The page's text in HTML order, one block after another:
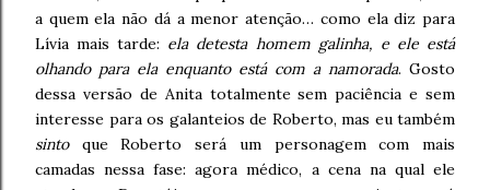
a quem ela não dá a menor atenção… como ela diz para
Lívia mais tarde: ela detesta homem galinha, e ele está
olhando para ela enquanto está com a namorada. Gosto
dessa versão de Anita totalmente sem paciência e sem
interesse para os galanteios de Roberto, mas eu também
sintoque Roberto será um personagem com mais
camadas nessa fase: agora médico, a cena na qual ele